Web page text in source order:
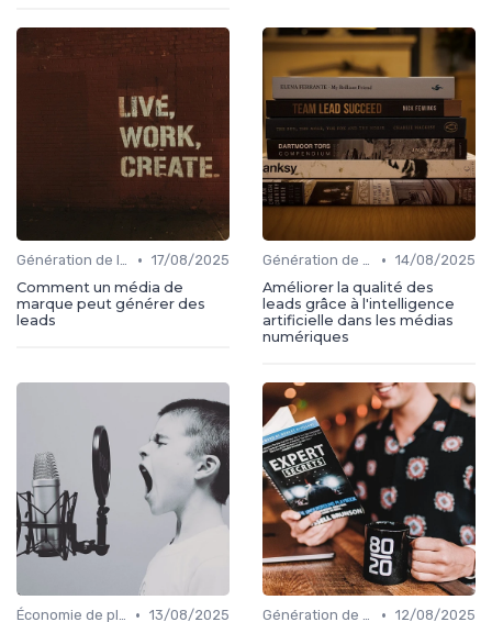
Génération de leads • 17/08/2025
Comment un média de
marque peut générer des
leads
Génération de leads • 14/08/2025
Améliorer la qualité des
leads grâce à l'intelligence
artificielle dans les médias
numériques
Économie de plateforme • 13/08/2025
Génération de leads • 12/08/2025